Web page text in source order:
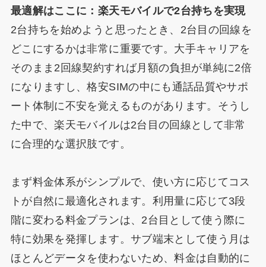
最適解はここに：楽天モバイルで2台持ちを実現
2台持ちを始めようと思ったとき、2台目の回線を
どこにするかは非常に重要です。大手キャリアを
そのまま2回線契約すれば月額の負担が単純に2倍
になりますし、格安SIMの中にも通話品質やサポ
ート体制に不安を覚えるものがあります。そうし
た中で、楽天モバイルは2台目の回線として非常
に合理的な選択肢です。
まず料金体系がシンプルで、使い方に応じてコス
トが自然に最適化されます。利用量に応じて3段
階に変わる料金プランは、2台目として使う際に
特に効果を発揮します。サブ端末として使う月は
ほとんどデータを使わないため、料金は自動的に